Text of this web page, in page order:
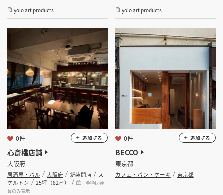
yolo art products
yolo art products
心斎橋店舗
大阪府
居酒屋・バル 大阪府 新装開店
ス
ケルトン
25坪（82㎡）
金額は会
員のみ表示
0件 追加する
BECCO
東京都
カフェ・パン・ケーキ 東京都
0件 追加する